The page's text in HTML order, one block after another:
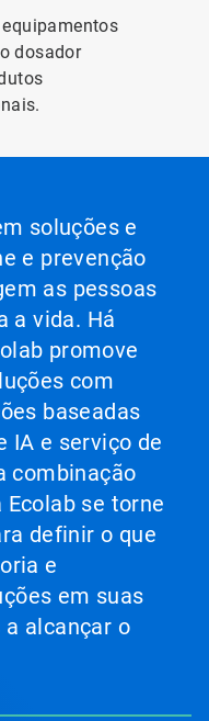
dosador
soluções e
e prevenção
as pessoas
a vida. Há
promove
com
baseadas
IA e serviço de
combinação
se torne
definir o que
e
em suas
a alcançar o